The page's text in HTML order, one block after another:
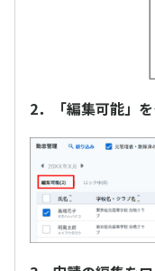
2．「編集可能」